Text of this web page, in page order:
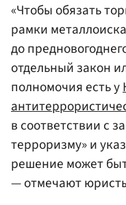
«Чтобы обязать
рамки
до
отдельный закон
полномочия есть у
в соответствии с
терроризму» и
решение может
— отмечают